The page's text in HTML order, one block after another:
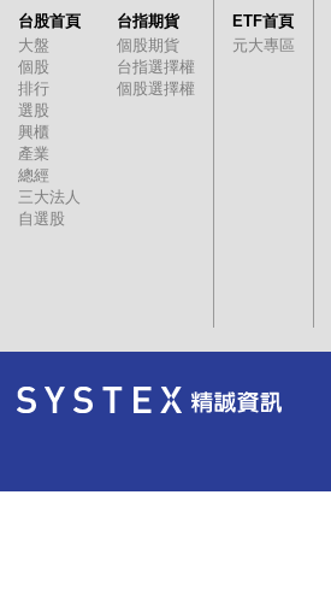
台股首頁
大盤
個股
排行
選股
興櫃
產業
總經
三大法人
自選股
台指期貨
個股期貨
台指選擇權
個股選擇權
ETF首頁
元大專區